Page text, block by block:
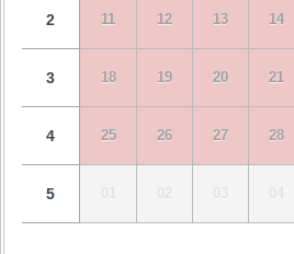
2 11 12 13 14
3 18 19 20 21
4 25 26 27 28
5 01 02 03